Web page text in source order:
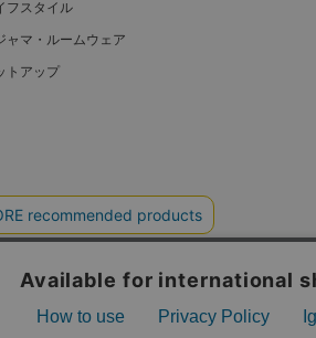
フスタイル
ャマ・ルームウェア
トアップ
SHEL’TTER GREEN
ALL RIGHTS RESERVED.